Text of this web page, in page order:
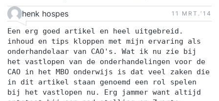
henk hospes 11 MRT.‘14
Een erg goed artikel en heel uitgebreid.
inhoud en tips kloppen met mijn ervaring als
onderhandelaar van CAO's. Wat ik nu zie bij
het vastlopen van de onderhandelingen voor de
CAO in het MBO onderwijs is dat veel zaken die
in dit artikel staan genoemd een rol spelen
bij het vastlopen nu. Erg jammer want altijd